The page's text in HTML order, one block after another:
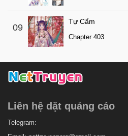
09
Tự Cẩm
Chapter 403
Liên hệ dặt quảng cáo
Telegram: